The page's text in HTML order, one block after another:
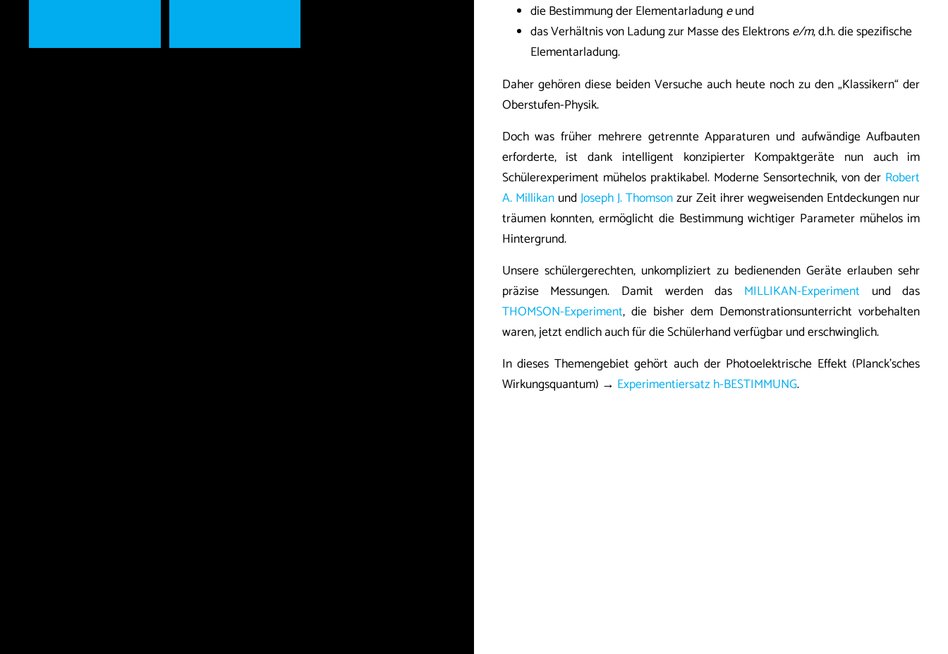
die Bestimmung der Elementarladung eund
das Verhältnis von Ladung zur Masse des Elektronse/m, d.h. die spezifische
Elementarladung.
Daher gehören diese beiden Versuche auch heute noch zu den „Klassikern“ der
Oberstufen-Physik.
Doch was früher mehrere getrennte Apparaturen und aufwändige Aufbauten
erforderte, ist dank intelligent konzipierter Kompaktgeräte nun auch im
Schülerexperiment mühelos praktikabel. Moderne Sensortechnik, von der Robert
A. Millikanund Joseph J. Thomsonzur Zeit ihrer wegweisenden Entdeckungen nur
träumen konnten, ermöglicht die Bestimmung wichtiger Parameter mühelos im
Hintergrund.
Unsere schülergerechten, unkompliziert zu bedienenden Geräte erlauben sehr
präzise Messungen. Damit werden das MILLIKAN-Experiment und das
THOMSON-Experiment, die bisher dem Demonstrationsunterricht vorbehalten
waren, jetzt endlich auch für die Schülerhand verfügbar und erschwinglich.
In dieses Themengebiet gehört auch der Photoelektrische Effekt (Planck’sches
Wirkungsquantum) → Experimentiersatz h-BESTIMMUNG.